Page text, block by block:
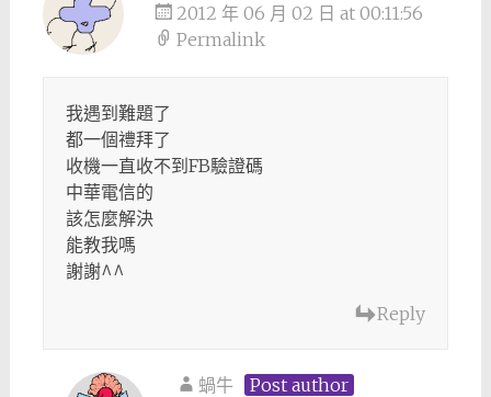
2012 年 06 月 02 日 at 00:11:56
Permalink
我遇到難題了
都一個禮拜了
收機一直收不到FB驗證碼
中華電信的
該怎麼解決
能教我嗎
謝謝^^
Reply
蝸牛
Post author